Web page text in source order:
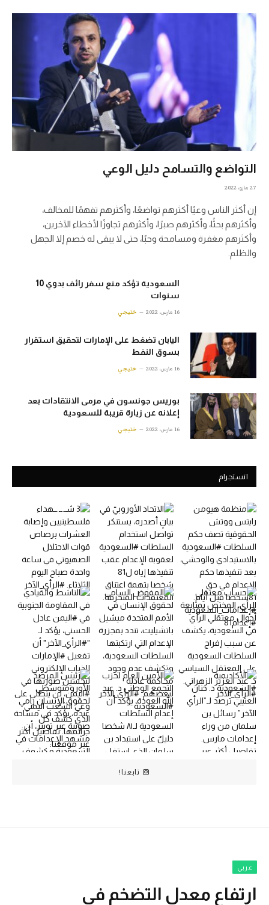
التواضع والتسامح دليل الوعي
27 مايو، 2022
إن أكثر الناس وعيًا أكثرهم تواضعًا، وأكثرهم تفهمًا للمخالف،
وأكثرهم بحثًا، وأكثرهم صبرًا، وأكثرهم تجاوزًا لأخطاء الآخرين،
وأكثرهم مغفرة ومسامحة وحبًا، حتى لا يبقى له خصم إلا الجهل
والظلم.
السعودية تؤكد منع سفر رائف بدوي 10
سنوات
16 مارس، 2022 خليجي
اليابان تضغط على الإمارات لتحقيق استقرار
بسوق النفط
16 مارس، 2022 خليجي
بوريس جونسون في مرمى الانتقادات بعد
إعلانه عن زيارة قريبة للسعودية
16 مارس، 2022 خليجي
انستجرام
تابعنا!
عربي
ارتفاع معدل التضخم في